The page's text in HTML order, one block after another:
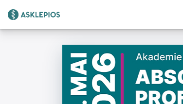
Zur Startseite